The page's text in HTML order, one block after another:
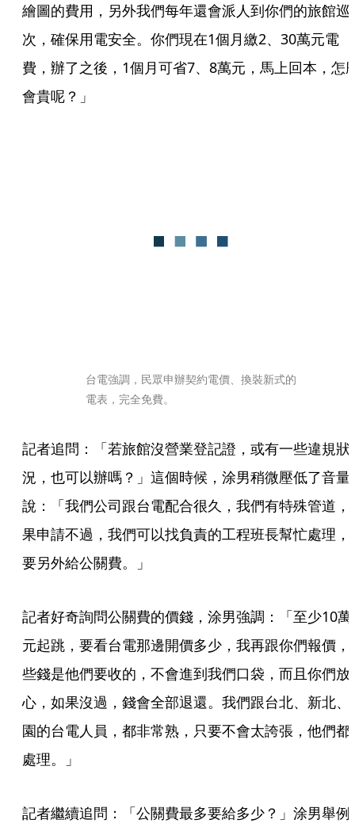
繪圖的費用，另外我們每年還會派人到你們的旅館巡
次，確保用電安全。你們現在1個月繳2、30萬元電
費，辦了之後，1個月可省7、8萬元，馬上回本，怎
會貴呢？」
台電強調，民眾申辦契約電價、換裝新式的
電表，完全免費。
記者追問：「若旅館沒營業登記證，或有一些違規狀
況，也可以辦嗎？」這個時候，涂男稍微壓低了音量
說：「我們公司跟台電配合很久，我們有特殊管道，
果申請不過，我們可以找負責的工程班長幫忙處理，
要另外給公關費。」
記者好奇詢問公關費的價錢，涂男強調：「至少10萬
元起跳，要看台電那邊開價多少，我再跟你們報價，
些錢是他們要收的，不會進到我們口袋，而且你們放
心，如果沒過，錢會全部退還。我們跟台北、新北、
園的台電人員，都非常熟，只要不會太誇張，他們都
處理。」
記者繼續追問：「公關費最多要給多少？」涂男舉例